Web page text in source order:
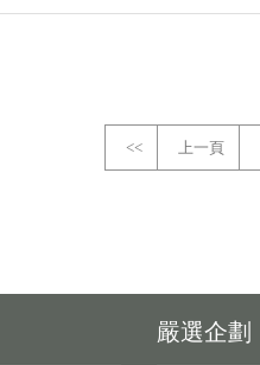
<< 上一頁
嚴選企劃